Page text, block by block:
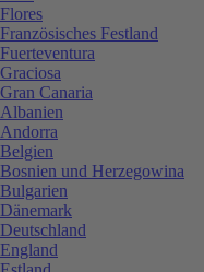
Flores
Französisches Festland
Fuerteventura
Graciosa
Gran Canaria
Albanien
Andorra
Belgien
Bosnien und Herzegowina
Bulgarien
Dänemark
Deutschland
England